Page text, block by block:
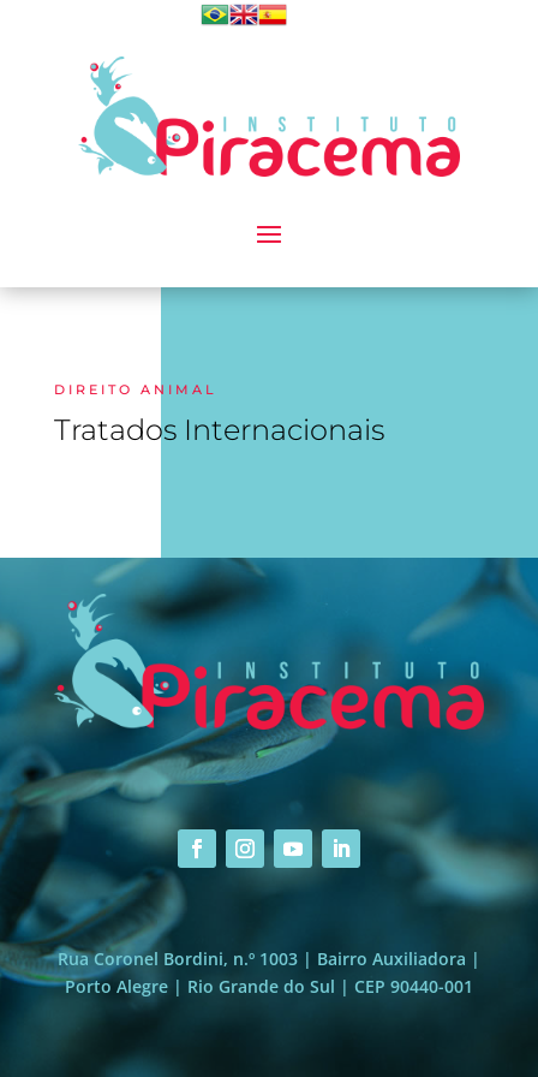
DIREITO ANIMAL
Tratados Internacionais
Rua Coronel Bordini, n.º 1003 | Bairro Auxiliadora |
Porto Alegre | Rio Grande do Sul | CEP 90440-001